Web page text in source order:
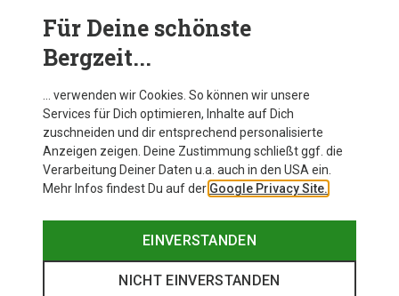
Zur Produktseite
Für Deine schönste
Bergzeit...
… verwenden wir Cookies. So können wir unsere
Services für Dich optimieren, Inhalte auf Dich
zuschneiden und dir entsprechend personalisierte
Anzeigen zeigen. Deine Zustimmung schließt ggf. die
Verarbeitung Deiner Daten u.a. auch in den USA ein.
Mehr Infos findest Du auf der Google Privacy Site.
EINVERSTANDEN
NICHT EINVERSTANDEN